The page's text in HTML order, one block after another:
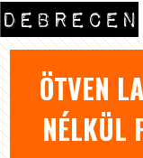
ÖTVEN
NÉLKÜL